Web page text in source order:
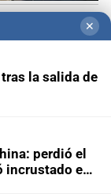
de la propiedad
desapareció
Chaquito
✕
la salida de
perdió el
incrustado en